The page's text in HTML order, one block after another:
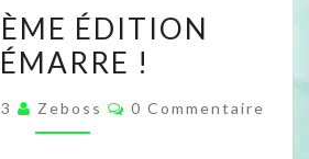
35ÈME
ÉDITION
ÉDITION
!
Zeboss Commentaires
0 Commentaire